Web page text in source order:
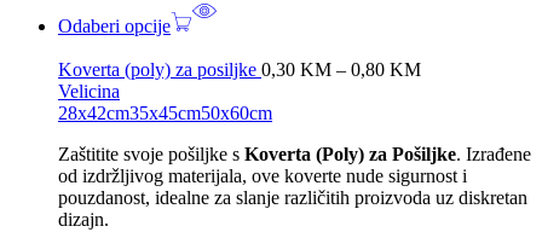
Odaberi opcije
Koverta (poly) za posiljke 0,30 KM – 0,80 KM
Velicina
28x42cm35x45cm50x60cm
Zaštitite svoje pošiljke s Koverta (Poly) za Pošiljke. Izrađene
od izdržljivog materijala, ove koverte nude sigurnost i
pouzdanost, idealne za slanje različitih proizvoda uz diskretan
dizajn.